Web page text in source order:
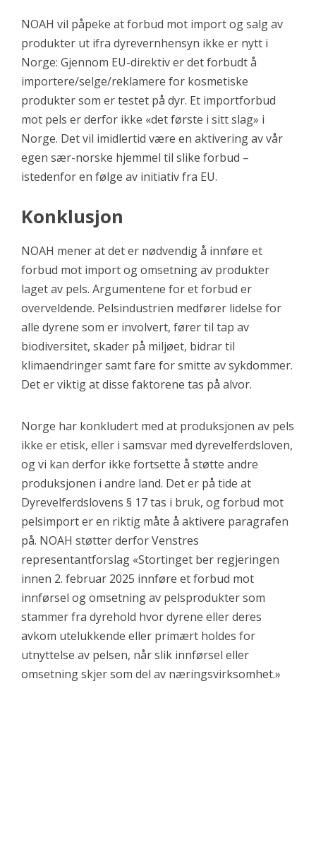
NOAH vil påpeke at forbud mot import og salg av
produkter ut ifra dyrevernhensyn ikke er nytt i
Norge: Gjennom EU-direktiv er det forbudt å
importere/selge/reklamere for kosmetiske
produkter som er testet på dyr. Et importforbud
mot pels er derfor ikke «det første i sitt slag» i
Norge. Det vil imidlertid være en aktivering av vår
egen sær-norske hjemmel til slike forbud –
istedenfor en følge av initiativ fra EU.
Konklusjon
NOAH mener at det er nødvendig å innføre et
forbud mot import og omsetning av produkter
laget av pels. Argumentene for et forbud er
overveldende. Pelsindustrien medfører lidelse for
alle dyrene som er involvert, fører til tap av
biodiversitet, skader på miljøet, bidrar til
klimaendringer samt fare for smitte av sykdommer.
Det er viktig at disse faktorene tas på alvor.
Norge har konkludert med at produksjonen av pels
ikke er etisk, eller i samsvar med dyrevelferdsloven,
og vi kan derfor ikke fortsette å støtte andre
produksjonen i andre land. Det er på tide at
Dyrevelferdslovens § 17 tas i bruk, og forbud mot
pelsimport er en riktig måte å aktivere paragrafen
på. NOAH støtter derfor Venstres
representantforslag «Stortinget ber regjeringen
innen 2. februar 2025 innføre et forbud mot
innførsel og omsetning av pelsprodukter som
stammer fra dyrehold hvor dyrene eller deres
avkom utelukkende eller primært holdes for
utnyttelse av pelsen, når slik innførsel eller
omsetning skjer som del av næringsvirksomhet.»